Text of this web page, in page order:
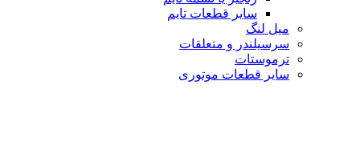
سایر قطعات تایم
میل لنگ
سرسیلندر و متعلقات
ترموستات
سایر قطعات موتوری